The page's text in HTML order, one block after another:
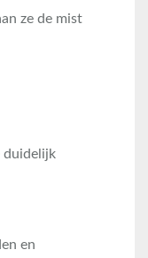
ze de mist
duidelijk
en